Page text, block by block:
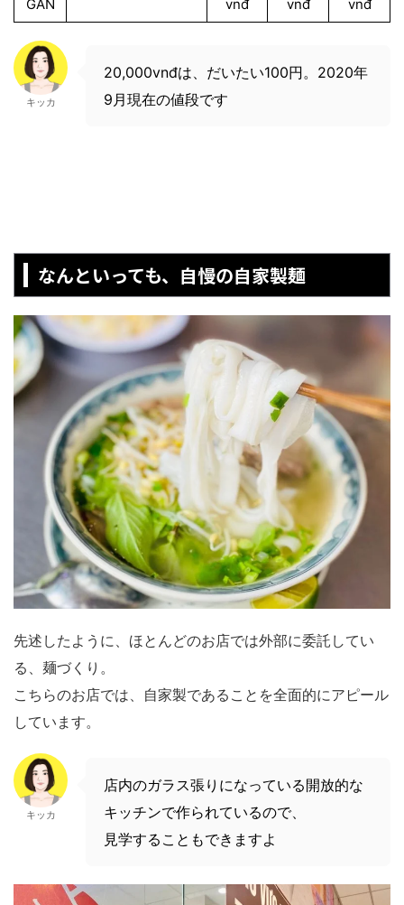
GÂN
vnđ
vnđ
vnđ
キッカ
20,000vnđは、だいたい100円。2020年
9月現在の値段です
なんといっても、自慢の自家製麺
先述したように、ほとんどのお店では外部に委託してい
る、麺づくり。
こちらのお店では、自家製であることを全面的にアピール
しています。
キッカ
店内のガラス張りになっている開放的な
キッチンで作られているので、
見学することもできますよ